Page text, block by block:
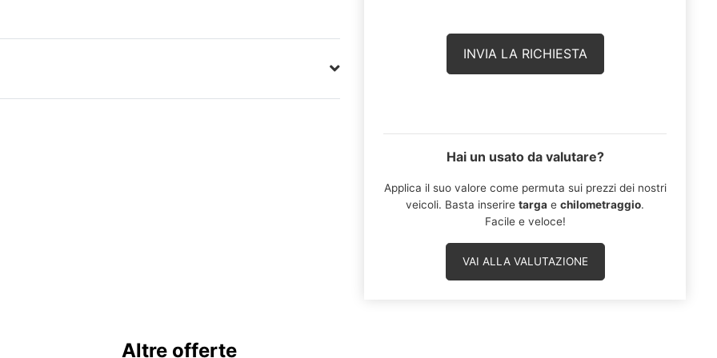
Hai un usato da valutare?
Applica il suo valore come permuta sui prezzi dei nostri
veicoli. Basta inserire targa e chilometraggio.
Facile e veloce!
VAI ALLA VALUTAZIONE
Altre offerte